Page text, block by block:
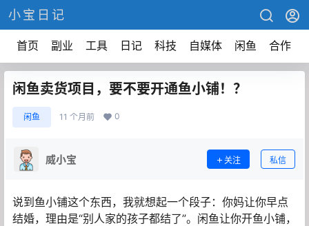
小宝日记
首页 副业 工具 日记 科技 自媒体 闲鱼 合作
闲鱼卖货项目，要不要开通鱼小铺！？
闲鱼 11 个月前 0
威小宝 关注 私信
说到鱼小铺这个东西，我就想起一个段子：你妈让你早点
结婚，理由是“别人家的孩子都结了”。闲鱼让你开鱼小铺，